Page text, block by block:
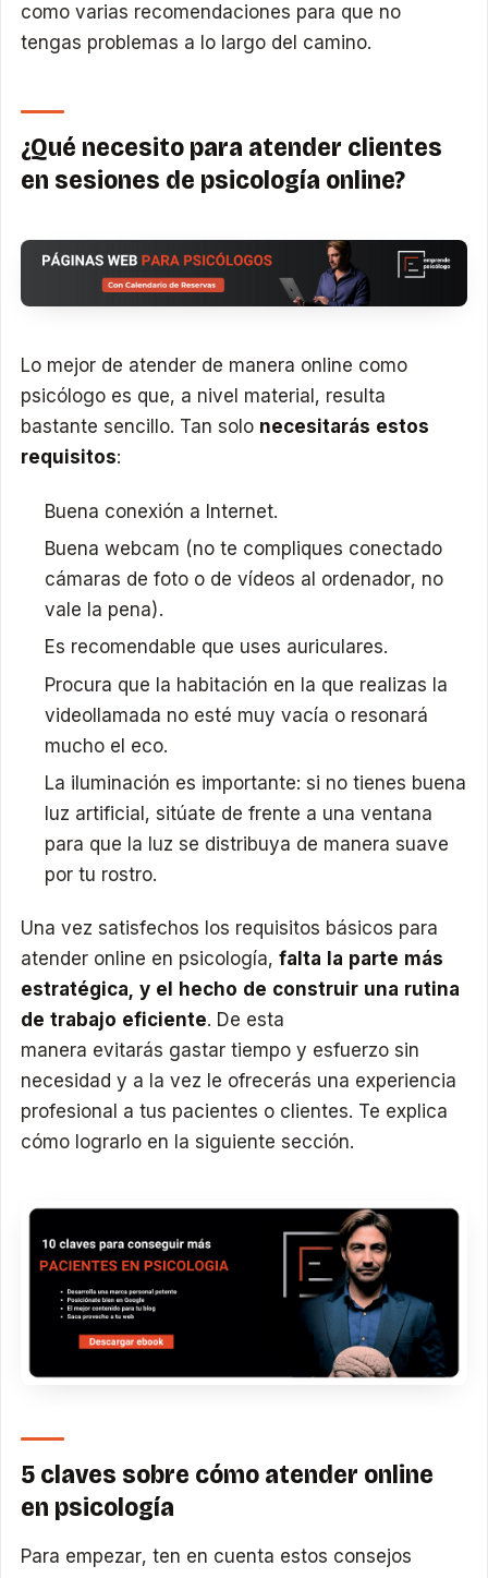
como varias recomendaciones para que no
tengas problemas a lo largo del camino.
¿Qué necesito para atender clientes
en sesiones de psicología online?
Lo mejor de atender de manera online como
psicólogo es que, a nivel material, resulta
bastante sencillo. Tan solo necesitarás estos
requisitos:
Buena conexión a Internet.
Buena webcam (no te compliques conectado
cámaras de foto o de vídeos al ordenador, no
vale la pena).
Es recomendable que uses auriculares.
Procura que la habitación en la que realizas la
videollamada no esté muy vacía o resonará
mucho el eco.
La iluminación es importante: si no tienes buena
luz artificial, sitúate de frente a una ventana
para que la luz se distribuya de manera suave
por tu rostro.
Una vez satisfechos los requisitos básicos para
atender online en psicología,falta la parte más
estratégica, y el hecho de construir una rutina
de trabajo eficiente. De esta
manera evitarás gastar tiempo y esfuerzo sin
necesidad y a la vez le ofrecerás una experiencia
profesional a tus pacientes o clientes. Te explica
cómo lograrlo en la siguiente sección.
5 claves sobre cómo atender online
en psicología
Para empezar, ten en cuenta estos consejos